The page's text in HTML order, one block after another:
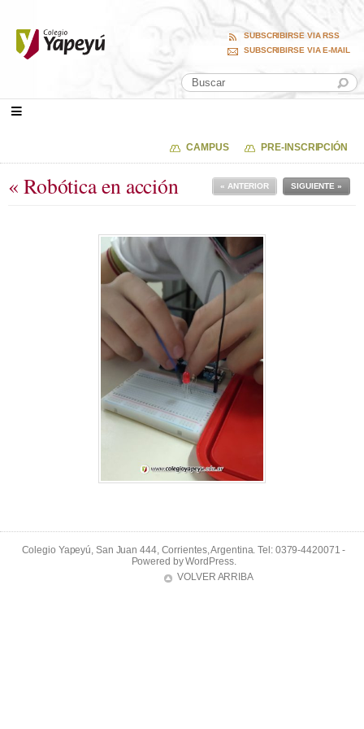
SUBSCRIBIRSE VIA RSS
SUBSCRIBIRSE VIA E-MAIL
CAMPUS PRE-INSCRIPCIÓN
« Robótica en acción SIGUIENTE »
« ANTERIOR
Colegio Yapeyú, San Juan 444, Corrientes, Argentina. Tel: 0379-4420071 -
Powered byWordPress.
VOLVER ARRIBA